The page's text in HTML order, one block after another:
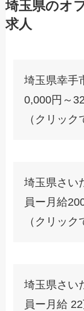
埼玉県のオ
求人
埼玉県幸手
0,000円～
（クリック
埼玉県さい
員ー月給
（クリック
埼玉県さい
員ー月給